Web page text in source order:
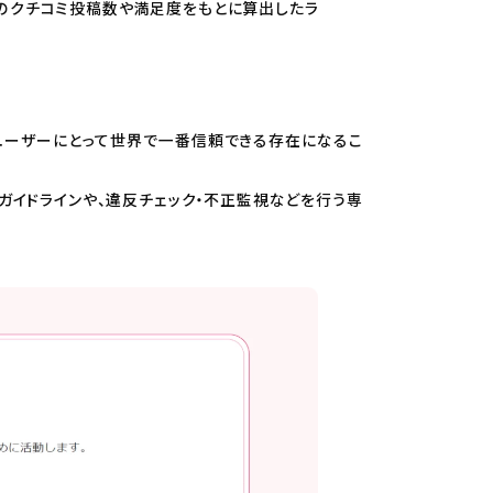
クチコミ投稿数や満足度をもとに算出したラ
ザーにとって世界で一番信頼できる存在になるこ
ドラインや、違反チェック・不正監視などを行う専